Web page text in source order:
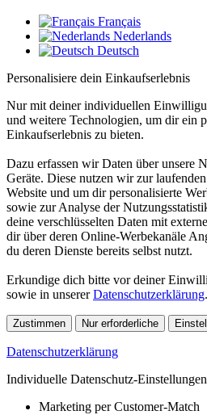
Français
Nederlands
Deutsch
Personalisiere dein Einkaufserlebnis
Nur mit deiner individuellen
und weitere Technologien, um dir ein
Einkaufserlebnis zu bieten.
Dazu erfassen wir Daten über unsere
Geräte. Diese nutzen wir zur
Website und um dir personalisierte
sowie zur Analyse der
deine verschlüsselten Daten mit
dir über deren Online-Werbekanäle
du deren Dienste bereits selbst nutzt.
Erkundige dich bitte vor deiner
sowie in unsererDatenschutzerklärung.
Zustimmen Nur erforderliche
Datenschutzerklärung
Individuelle Datenschutz-Einstellungen
Marketing per Customer-Match